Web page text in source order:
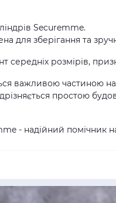
Securemme.
для зберігання та
середніх розмірів,
важливою частиною
простою
- надійний помічник